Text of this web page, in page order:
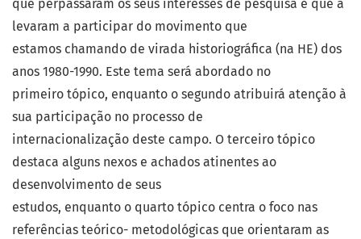
que perpassaram os seus interesses de pesquisa e que a
levaram a participar do movimento que
estamos chamando de virada historiográfica (na HE) dos
anos 1980-1990. Este tema será abordado no
primeiro tópico, enquanto o segundo atribuirá atenção à
sua participação no processo de
internacionalização deste campo. O terceiro tópico
destaca alguns nexos e achados atinentes ao
desenvolvimento de seus
estudos, enquanto o quarto tópico centra o foco nas
referências teórico- metodológicas que orientaram as